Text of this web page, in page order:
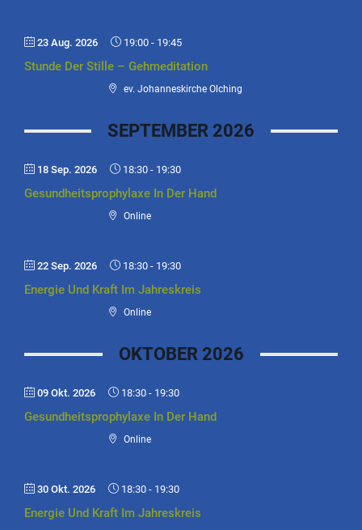
23 Aug. 2026 19:00 - 19:45
Stunde Der Stille – Gehmeditation
ev. Johanneskirche Olching
SEPTEMBER 2026
18 Sep. 2026 18:30 - 19:30
Gesundheitsprophylaxe In Der Hand
Online
22 Sep. 2026 18:30 - 19:30
Energie Und Kraft Im Jahreskreis
Online
OKTOBER 2026
09 Okt. 2026 18:30 - 19:30
Gesundheitsprophylaxe In Der Hand
Online
30 Okt. 2026 18:30 - 19:30
Energie Und Kraft Im Jahreskreis